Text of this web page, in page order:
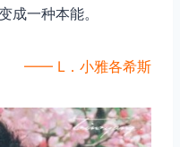
成一种本能。
—— L．小雅各希斯